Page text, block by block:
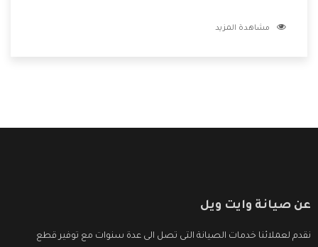
مكانتنا وعلى عملاءنا الكرام .
مشاهدة المزيد
عن صيانة وايت ويل
نقدم لعملائنا خدمات الصيانة التى تصل الى عدة سنوات مع توفير قطع